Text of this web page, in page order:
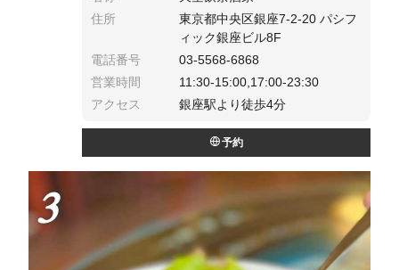
住所
東京都中央区銀座7-2-20 パシフ
ィック銀座ビル8F
電話番号
03-5568-6868
営業時間
11:30-15:00,17:00-23:30
アクセス
銀座駅より徒歩4分
予約
3